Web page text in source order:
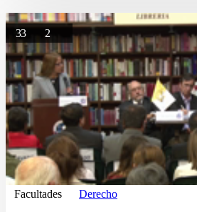
33 2
Facultades Derecho